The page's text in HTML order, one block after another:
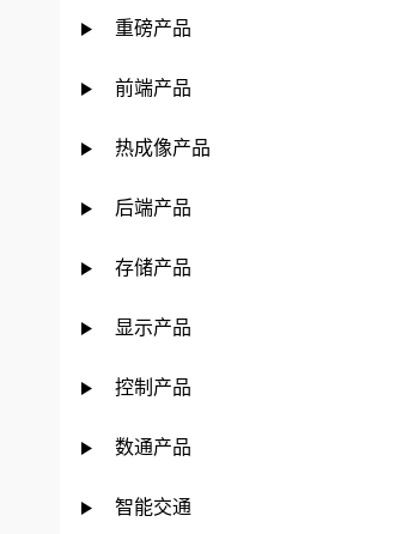
重磅产品
前端产品
热成像产品
后端产品
存储产品
显示产品
控制产品
数通产品
智能交通